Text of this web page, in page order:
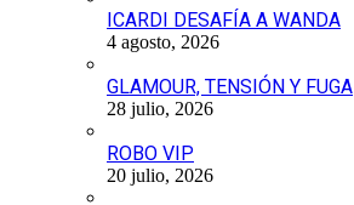
ICARDI DESAFÍA A WANDA
4 agosto, 2026
GLAMOUR, TENSIÓN Y FUGA
28 julio, 2026
ROBO VIP
20 julio, 2026